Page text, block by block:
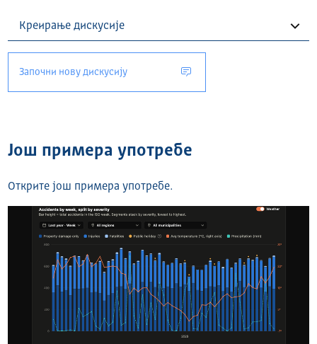
Започни нову дискусију
Још примера употребе
Открите још примера употребе.